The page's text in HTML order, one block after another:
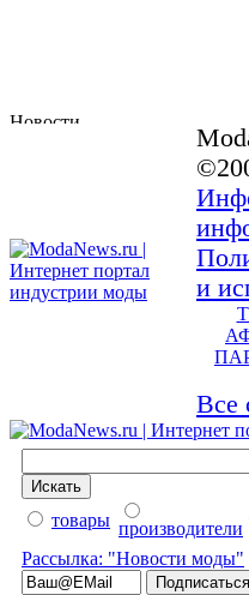
и
Все
товары производители
Рассылка: "Новости моды"